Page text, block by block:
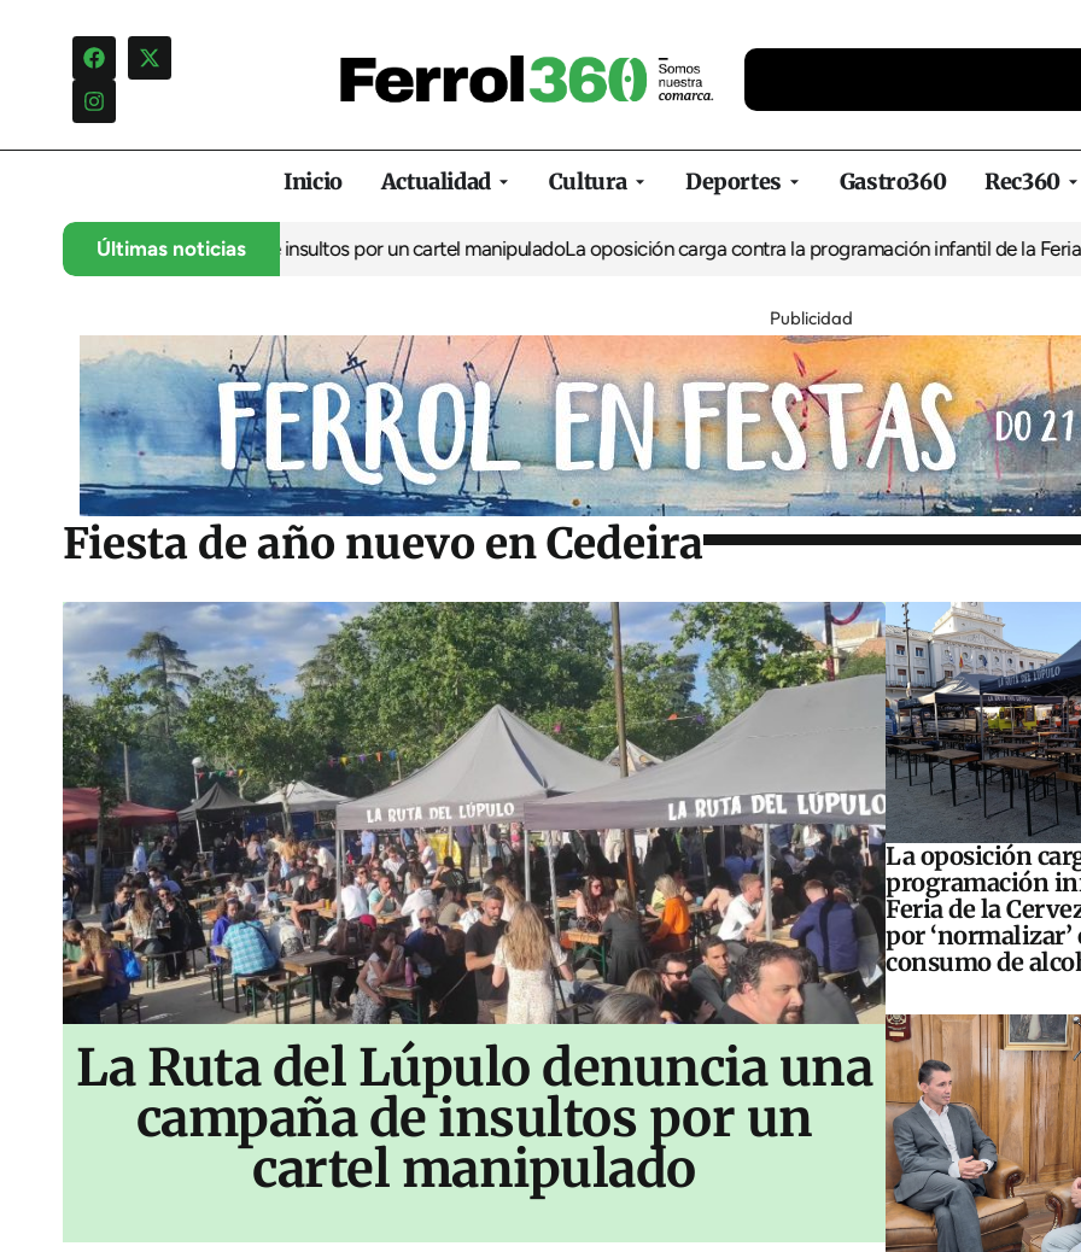
Inicio Actualidad Cultura Deportes Gastro360 Rec360
Últimas noticias
una campaña de insultos por un cartel manipulado La oposición carga contra la programación infantil de la Feria de la
Publicidad
Fiesta de año nuevo en Cedeira
La Ruta del Lúpulo denuncia una
campaña de insultos por un
cartel manipulado
La oposición
programación
Feria de la
por ‘normalizar’
consumo de